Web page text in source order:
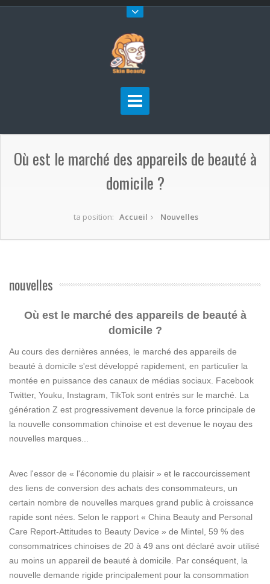
Où est le marché des appareils de beauté à
domicile ?
ta position: Accueil Nouvelles
nouvelles
Où est le marché des appareils de beauté à
domicile ?
Au cours des dernières années, le marché des appareils de
beauté à domicile s'est développé rapidement, en particulier la
montée en puissance des canaux de médias sociaux. Facebook
Twitter, Youku, Instagram, TikTok sont entrés sur le marché. La
génération Z est progressivement devenue la force principale de
la nouvelle consommation chinoise et est devenue le noyau des
nouvelles marques...
Avec l'essor de « l'économie du plaisir » et le raccourcissement
des liens de conversion des achats des consommateurs, un
certain nombre de nouvelles marques grand public à croissance
rapide sont nées. Selon le rapport « China Beauty and Personal
Care Report-Attitudes to Beauty Device » de Mintel, 59 % des
consommatrices chinoises de 20 à 49 ans ont déclaré avoir utilisé
au moins un appareil de beauté à domicile. Par conséquent, la
nouvelle demande rigide principalement pour la consommation